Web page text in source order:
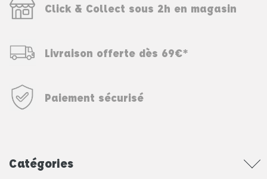
Click & Collect sous 2h en magasin
Livraison offerte dès 69€*
Paiement sécurisé
Catégories